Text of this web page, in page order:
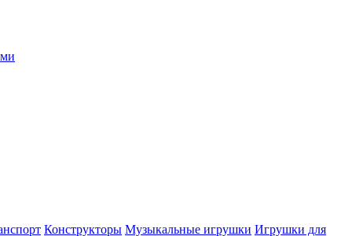
Конструкторы Музыкальные игрушки Игрушки для